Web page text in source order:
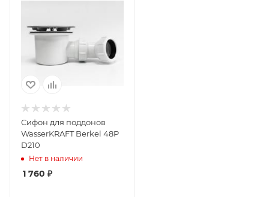
Сифон для поддонов
WasserKRAFT Berkel 48P
D210
Нет в наличии
1 760 ₽